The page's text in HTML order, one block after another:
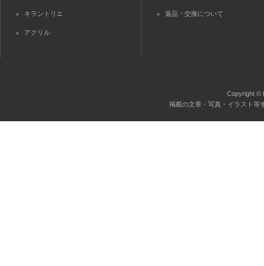
キラントリエ
アクリル
返品・交換について
Copyright ©
掲載の文章・写真・イラスト等